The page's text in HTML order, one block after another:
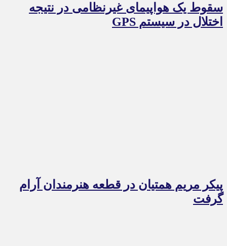
سقوط یک هواپیمای غیرنظامی در نتیجه
اختلال در سیستم‌ GPS
پیکر مریم همتیان در قطعه هنرمندان آرام
گرفت